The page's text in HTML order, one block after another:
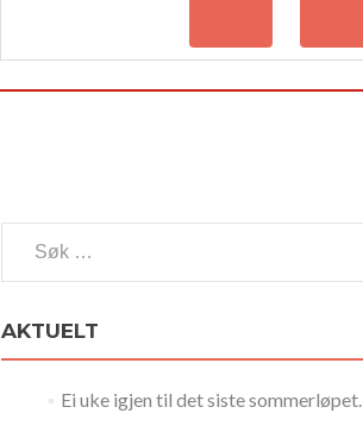
etter:
AKTUELT
Ei uke igjen til det siste sommerløpet.